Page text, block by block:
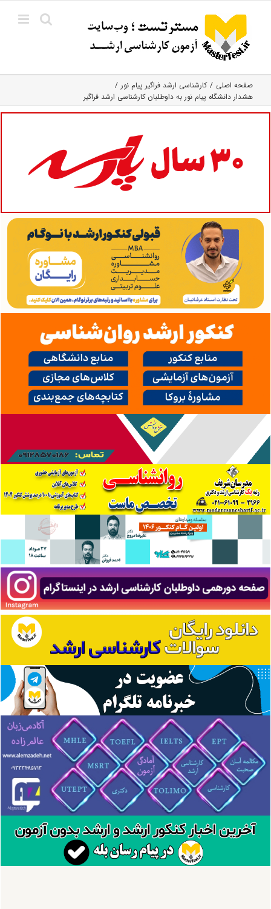
content
صفحه اصلی
کارشناسی ارشد فراگیر پیام نور
هشدار دانشگاه پیام نور به داوطلبان کارشناسی ارشد فراگیر